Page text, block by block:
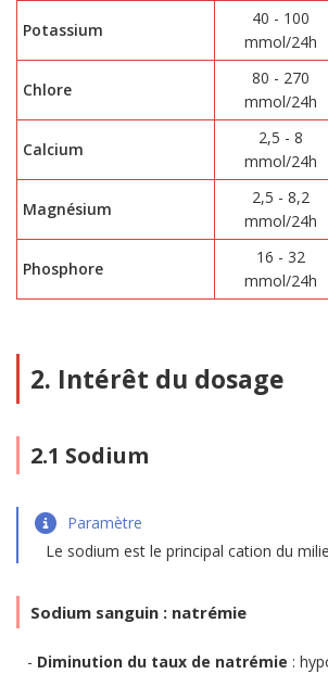
Potassium
40 - 100
mmol/24h
Chlore
80 - 270
mmol/24h
Calcium
2,5 - 8
mmol/24h
Magnésium
2,5 - 8,2
mmol/24h
Phosphore
16 - 32
mmol/24h
2. Intérêt du dosage
2.1 Sodium
Paramètre
Le sodium est le principal cation du
Sodium sanguin : natrémie
Diminution du taux de natrémie :